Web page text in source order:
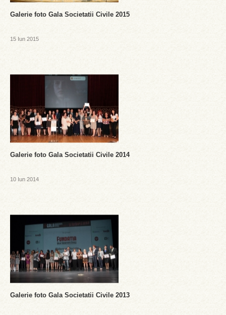
Galerie foto Gala Societatii Civile 2015
15 Iun 2015
Galerie foto Gala Societatii Civile 2014
10 Iun 2014
Galerie foto Gala Societatii Civile 2013